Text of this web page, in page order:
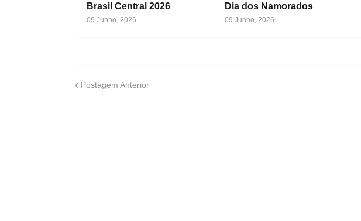
Brasil Central 2026
09 Junho, 2026
Dia dos Namorados
09 Junho, 2026
Postagem Anterior